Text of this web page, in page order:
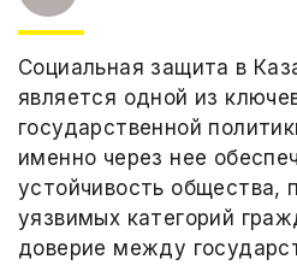
Социальная защита в
является одной из
государственной
именно через нее
устойчивость общества,
уязвимых категорий
доверие между